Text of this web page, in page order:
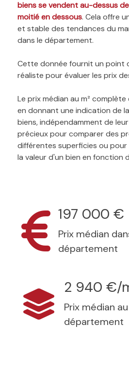
biens se vendent au-dessus
moitié en dessous. Cela offre
et stable des tendances du
dans le département.
Cette donnée fournit un point
réaliste pour évaluer les prix
Le prix médian au m²
en donnant une indication de
biens, indépendamment de
précieux pour comparer des
différentes superficies ou
la valeur d'un bien en fonction
197 000 €
Prix médian
département
2 940 €/
Prix médian
département